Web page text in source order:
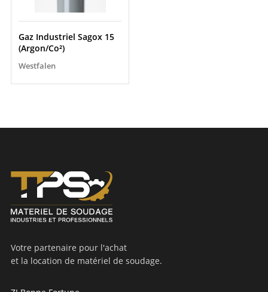
Gaz Industriel Sagox 15
(Argon/Co²)
Westfalen
Votre partenaire pour l'achat
et la location de matériel de soudage.